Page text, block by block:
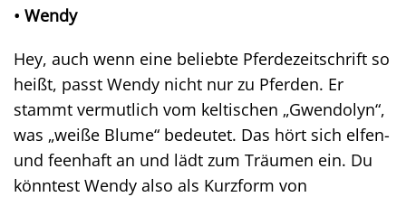
• Wendy
Hey, auch wenn eine beliebte Pferdezeitschrift so
heißt, passt Wendy nicht nur zu Pferden. Er
stammt vermutlich vom keltischen „Gwendolyn“,
was „weiße Blume“ bedeutet. Das hört sich elfen-
und feenhaft an und lädt zum Träumen ein. Du
könntest Wendy also als Kurzform von